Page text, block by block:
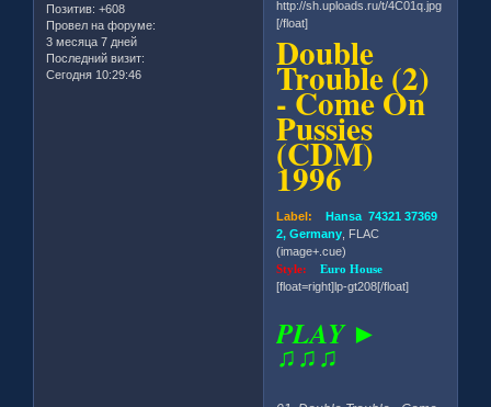
Позитив: +608
Провел на форуме:
3 месяца 7 дней
Последний визит:
Сегодня 10:29:46
[/float]
Double
Trouble (2)
- Come On
Pussies
(CDM)
1996
Label: Hansa 74321 37369
2, Germany , FLAC
(image+.cue)
Style:Euro House
[float=right]lp-gt208[/float]
PLAY ►
♫♫♫